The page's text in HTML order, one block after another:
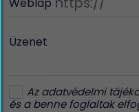
Üzenet
Azadatvédelmi
és a benne foglaltak